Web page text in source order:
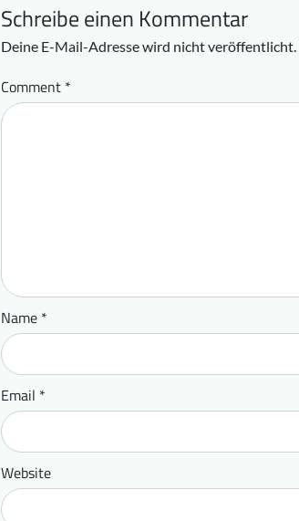
Schreibe einen Kommentar
Deine E-Mail-Adresse wird nicht veröffentlicht.
Comment *
Name *
Email *
Website